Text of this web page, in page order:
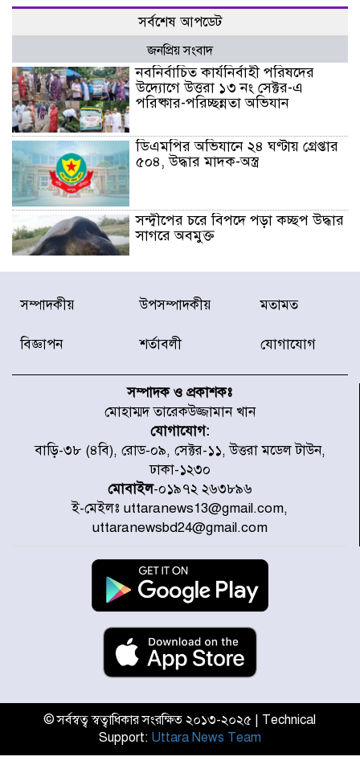
সর্বশেষ আপডেট
জনপ্রিয় সংবাদ
নবনির্বাচিত কার্যনির্বাহী পরিষদের
উদ্যোগে উত্তরা ১৩ নং সেক্টর-এ
পরিষ্কার-পরিচ্ছন্নতা অভিযান
ডিএমপির অভিযানে ২৪ ঘণ্টায় গ্রেপ্তার
৫০৪, উদ্ধার মাদক-অস্ত্র
সন্দ্বীপের চরে বিপদে পড়া কচ্ছপ উদ্ধার
সাগরে অবমুক্ত
মাতারবাড়ী পৌঁছে নির্ধারিত কর্মসূচিতে
যোগ দিয়েছেন প্রধানমন্ত্রী
জেলা কমিটি অনুমোদন
গণঅভ্যুত্থানের তথ্য বিশ্বমিডিয়ায় পৌঁছে
দিতেন আদীব, গুমের চেষ্টা ৩ বার
বাঁশখালীকে বন্যা মুক্ত করার সকল
পদক্ষেপ নেয়া হবে- আসাদুল হাবিব দুলু
বিদ্যুৎ-জ্বালানি খাতে অস্থিরতা তৈরির
চেষ্টা করছে একটি চক্র : প্রধানমন্ত্রী
টাইফুন ‘ডলফিনের’ আঘাতে জাপানে
৫ আহত, চীনে বন্দর বন্ধ
চিকিৎসা খাতে জিডিপির ৫ শতাংশ
বরাদ্দের ঘোষণা স্থানীয় সরকার মন্ত্রীর
সম্পাদকীয় উপসম্পাদকীয় মতামত
বিজ্ঞাপন শর্তাবলী যোগাযোগ
সম্পাদক ও প্রকাশকঃ
মোহাম্মদ তারেকউজ্জামান খান
যোগাযোগ:
বাড়ি-৩৮ (৪বি), রোড-০৯, সেক্টর-১১, উত্তরা মডেল টাউন,
ঢাকা-১২৩০
মোবাইল-০১৯৭২ ২৬৩৮৯৬
ই-মেইলঃ uttaranews13@gmail.com,
uttaranewsbd24@gmail.com
© সর্বস্বত্ব স্বত্বাধিকার সংরক্ষিত ২০১৩-২০২৫ | Technical
Support: Uttara News Team